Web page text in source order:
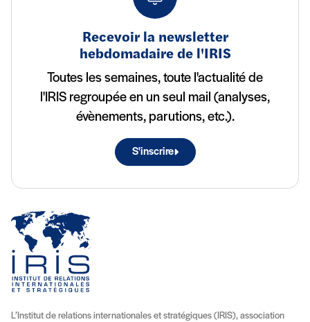
Recevoir la newsletter
hebdomadaire de l'IRIS
Toutes les semaines, toute l'actualité de
l'IRIS regroupée en un seul mail (analyses,
évènements, parutions, etc.).
S'inscrire
L’Institut de relations internationales et stratégiques (IRIS), association